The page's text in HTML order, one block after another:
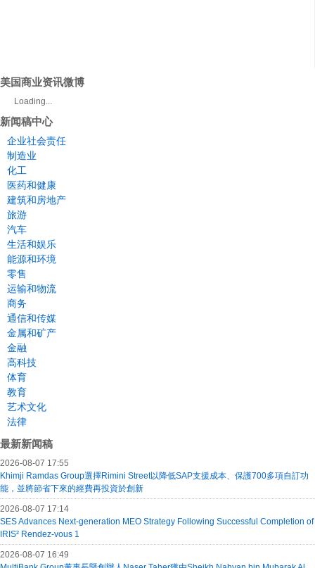
美国商业资讯微博
Loading...
新闻稿中心
企业社会责任
制造业
化工
医药和健康
建筑和房地产
旅游
汽车
生活和娱乐
能源和环境
零售
运输和物流
商务
通信和传媒
金属和矿产
金融
高科技
体育
教育
艺术文化
法律
最新新闻稿
2026-08-07 17:55
Khimji Ramdas Group選擇Rimini Street以降低SAP支援成本、保護700多項自訂功
能，並將節省下來的經費再投資於創新
2026-08-07 17:14
SES Advances Next-generation MEO Strategy Following Successful Completion of
IRIS² Rendez-vous 1
2026-08-07 16:49